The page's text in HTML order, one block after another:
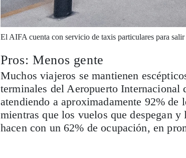
El AIFA cuenta con servicio de taxis particulares para
Pros: Menos gente
Muchos viajeros se mantienen
terminales del Aeropuerto
atendiendo a aproximadamente 92%
mientras que los vuelos que despegan
hacen con un 62% de ocupación, en